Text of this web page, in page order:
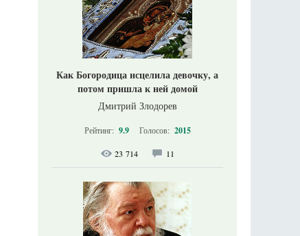
Как Богородица исцелила девочку, а
потом пришла к ней домой
Дмитрий Злодорев
Рейтинг: 9.9 Голосов: 2015
23 714 11